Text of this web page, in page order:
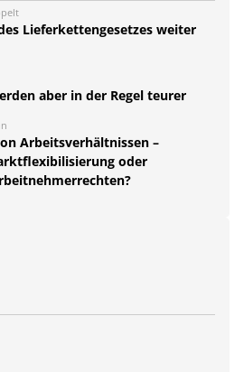
Lieferkettengesetzes weiter
aber in der Regel teurer
Arbeitsverhältnissen –
oder